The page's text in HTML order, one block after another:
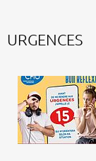
URGENCES